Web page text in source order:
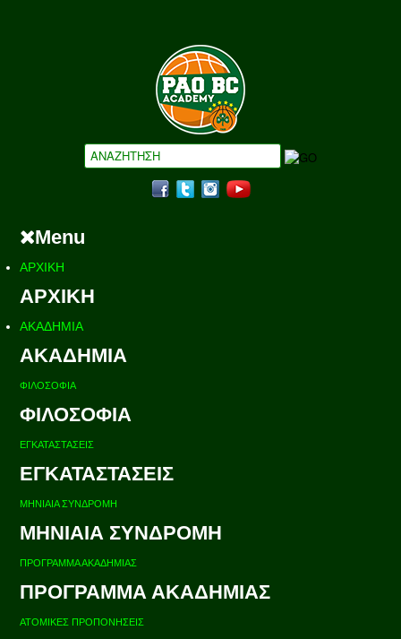
Menu
ΑΡΧΙΚΗ
ΑΡΧΙΚΗ
ΑΚΑΔΗΜΙΑ
ΑΚΑΔΗΜΙΑ
ΦΙΛΟΣΟΦΙΑ
ΦΙΛΟΣΟΦΙΑ
ΕΓΚΑΤΑΣΤΑΣΕΙΣ
ΕΓΚΑΤΑΣΤΑΣΕΙΣ
ΜΗΝΙΑΙΑ ΣΥΝΔΡΟΜΗ
ΜΗΝΙΑΙΑ ΣΥΝΔΡΟΜΗ
ΠΡΟΓΡΑΜΜΑ ΑΚΑΔΗΜΙΑΣ
ΠΡΟΓΡΑΜΜΑ ΑΚΑΔΗΜΙΑΣ
ΑΤΟΜΙΚΕΣ ΠΡΟΠΟΝΗΣΕΙΣ